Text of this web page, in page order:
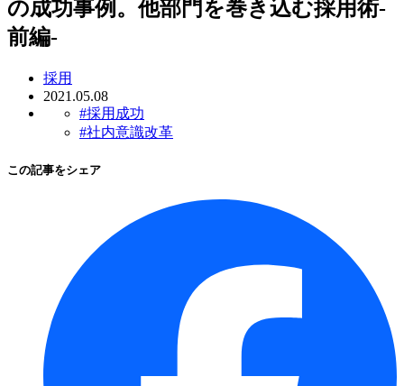
の成功事例。他部門を巻き込む採用術-
前編-
採用
2021.05.08
#採用成功
#社内意識改革
この記事をシェア